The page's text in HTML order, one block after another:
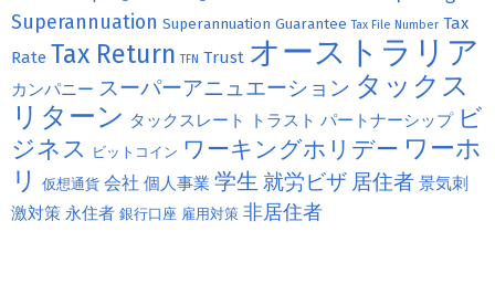
Superannuation Superannuation Guarantee Tax File Number Tax
Rate Tax Return TFN Trust オーストラリア
カンパニー スーパーアニュエーション タックス
リターン タックスレート トラスト パートナーシップ ビ
ジネス
ビットコイン ワーキングホリデー ワーホ
リ
仮想通貨 会社 個人事業 学生 就労ビザ 居住者 景気刺
激対策 永住者 銀行口座 雇用対策 非居住者